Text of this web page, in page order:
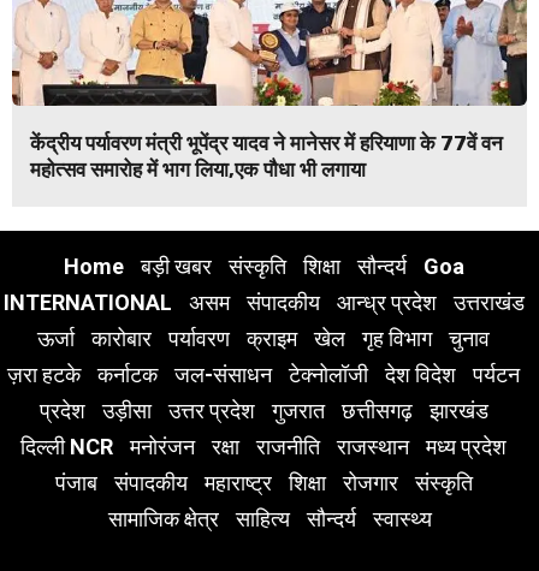
केंद्रीय पर्यावरण मंत्री भूपेंद्र यादव ने मानेसर में हरियाणा के 77वें वन
महोत्सव समारोह में भाग लिया,एक पौधा भी लगाया
Home बड़ी खबर संस्कृति शिक्षा सौन्दर्य
Goa
INTERNATIONAL
असम संपादकीय आन्ध्र प्रदेश
उत्तराखंड
ऊर्जा
कारोबार पर्यावरण क्राइम खेल गृह विभाग
चुनाव
ज़रा हटके
कर्नाटक जल-संसाधन टेक्नोलॉजी देश विदेश
पर्यटन
प्रदेश
उड़ीसा उत्तर प्रदेश गुजरात छत्तीसगढ़
झारखंड
दिल्ली NCR
मनोरंजन रक्षा राजनीति राजस्थान
मध्य प्रदेश
पंजाब
संपादकीय महाराष्ट्र शिक्षा रोजगार
संस्कृति
सामाजिक क्षेत्र
साहित्य सौन्दर्य स्वास्थ्य